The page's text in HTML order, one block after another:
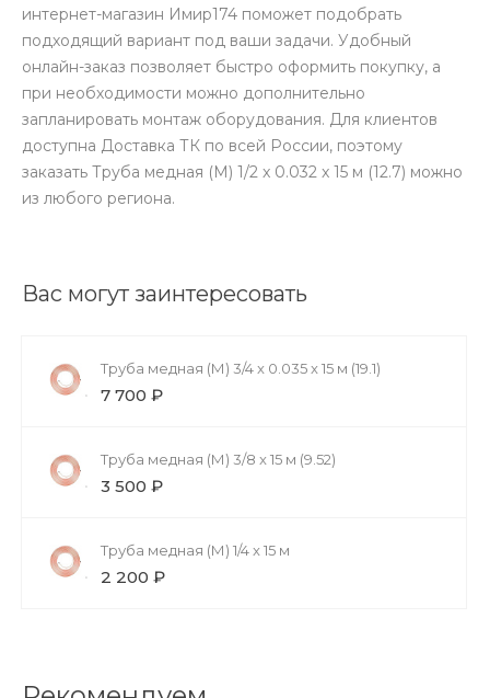
интернет-магазин Имир174 поможет подобрать
подходящий вариант под ваши задачи. Удобный
онлайн-заказ позволяет быстро оформить покупку, а
при необходимости можно дополнительно
запланировать монтаж оборудования. Для клиентов
доступна Доставка ТК по всей России, поэтому
заказать Труба медная (М) 1/2 x 0.032 x 15 м (12.7) можно
из любого региона.
Вас могут заинтересовать
Труба медная (М) 3/4 x 0.035 x 15 м (19.1)
7 700 ₽
Труба медная (М) 3/8 x 15 м (9.52)
3 500 ₽
Труба медная (М) 1/4 x 15 м
2 200 ₽